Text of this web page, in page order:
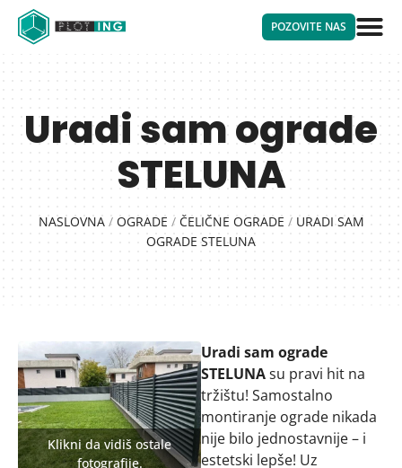
POZOVITE NAS
Uradi sam ograde
STELUNA
NASLOVNA/ OGRADE / ČELIČNE OGRADE / URADI SAM
OGRADE STELUNA
Uradi sam ograde
STELUNAsu pravi hit na
tržištu! Samostalno
montiranje ograde nikada
nije bilo jednostavnije – i
estetski lepše! Uz